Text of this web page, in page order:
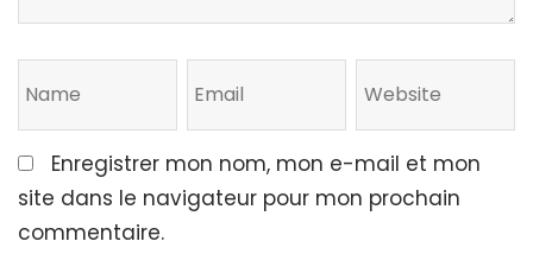
Enregistrer mon nom, mon e-mail et mon
site dans le navigateur pour mon prochain
commentaire.